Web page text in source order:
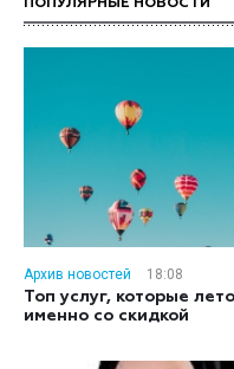
ПОПУЛЯРНЫЕ НОВОСТИ
Архив новостей
18:08
Топ услуг, которые
именно со скидкой